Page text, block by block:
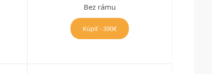
Bez rámu
Kúpiť - 390€